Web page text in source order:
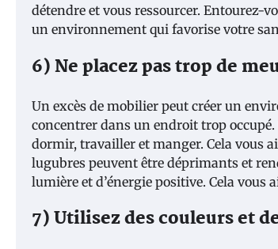
détendre et vous ressourcer. Entourez-
un environnement qui favorise votre
6) Ne placez pas trop de
Un excès de mobilier peut créer un
concentrer dans un endroit trop
dormir, travailler et manger. Cela vous
lugubres peuvent être déprimants et
lumière et d’énergie positive. Cela
7) Utilisez des couleurs et